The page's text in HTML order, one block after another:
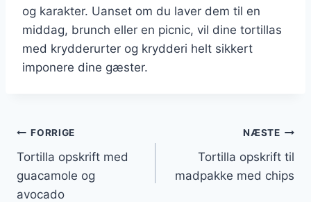
og karakter. Uanset om du laver dem til en
middag, brunch eller en picnic, vil dine tortillas
med krydderurter og krydderi helt sikkert
imponere dine gæster.
Indlægsnavigation
FORRIGE
Tortilla opskrift med
guacamole og
avocado
NÆSTE
Tortilla opskrift til
madpakke med chips